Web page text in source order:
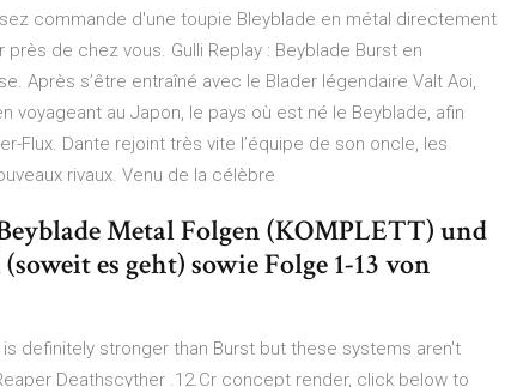
commande d'une toupie Bleyblade en métal directement
de chez vous. Gulli Replay : Beyblade Burst en
Après s’être entraîné avec le Blader légendaire Valt Aoi,
voyageant au Japon, le pays où est né le Beyblade, afin
Flux. Dante rejoint très vite l’équipe de son oncle, les
rivaux. Venu de la célèbre
Metal Folgen (KOMPLETT) und
es geht) sowie Folge 1-13 von
is definitely stronger than Burst but these systems aren't
Deathscyther .12.Cr concept render, click below to